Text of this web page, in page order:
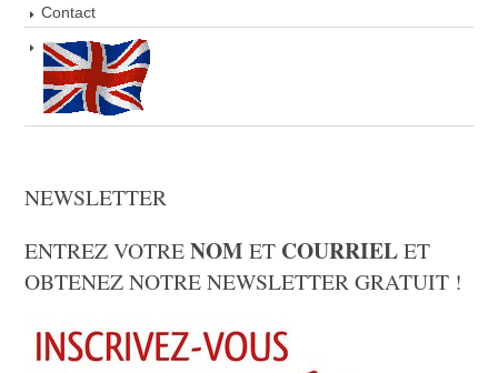
Contact
NEWSLETTER
ENTREZ VOTRENOM ET COURRIELET
OBTENEZ NOTRE NEWSLETTER GRATUIT !